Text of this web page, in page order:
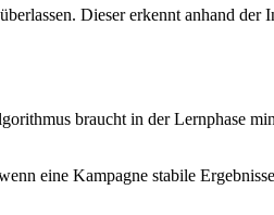
Dieser erkennt anhand der
braucht in der Lernphase
eine Kampagne stabile